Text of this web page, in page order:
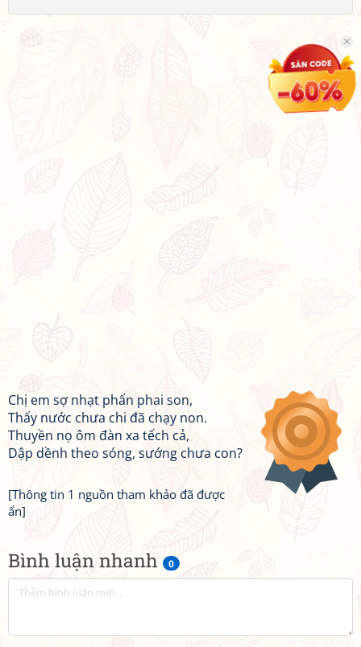
Bình luận nhanh 0
Chị em sợ nhạt phấn phai son,
Thấy nước chưa chi đã chạy non.
Thuyền nọ ôm đàn xa tếch cả,
Dập dềnh theo sóng, sướng chưa con?
[Thông tin 1 nguồn tham khảo đã được
ẩn]